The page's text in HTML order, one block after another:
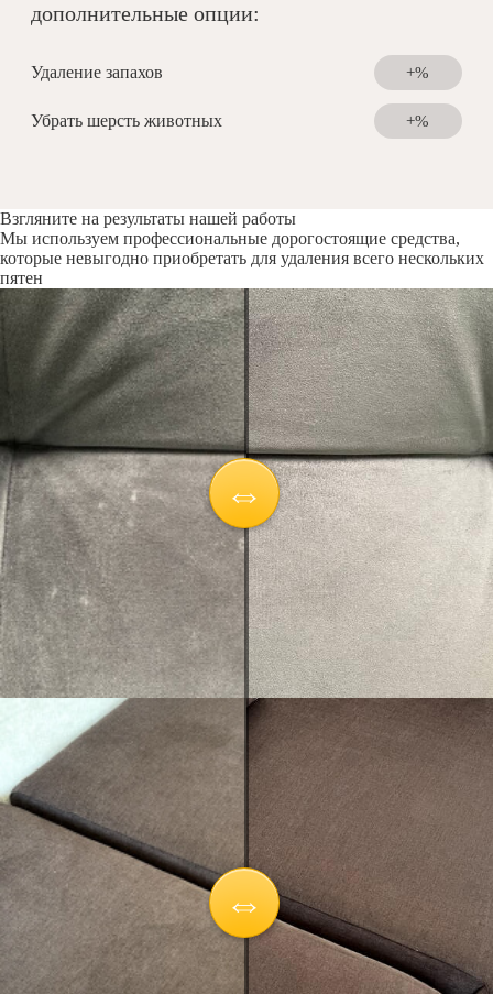
дополнительные опции:
Удаление запахов +%
Убрать шерсть животных +%
Взгляните на результаты нашей работы
Мы используем профессиональные дорогостоящие средства,
которые невыгодно приобретать для удаления всего нескольких
пятен